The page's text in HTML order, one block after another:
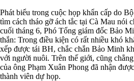
Phát biểu trong cuộc họp khẩn cấp do
tìm cách tháo gỡ ách tắc tại Cà Mau nói
cuối tháng 6, Phó Tổng giám đốc Bảo
thắn: Trong điều kiện có rất nhiều khó
xếp được tái BH, chắc chắn Bảo Minh
với người nuôi. Trên thế giới, cũng
của ông Phạm Xuân Phong đã nhận
thành viên dự họp.